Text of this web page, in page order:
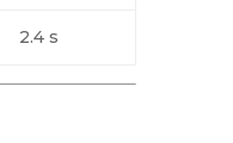
2.4 s